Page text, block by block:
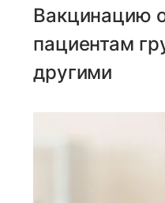
Вакцинацию
пациентам
другими